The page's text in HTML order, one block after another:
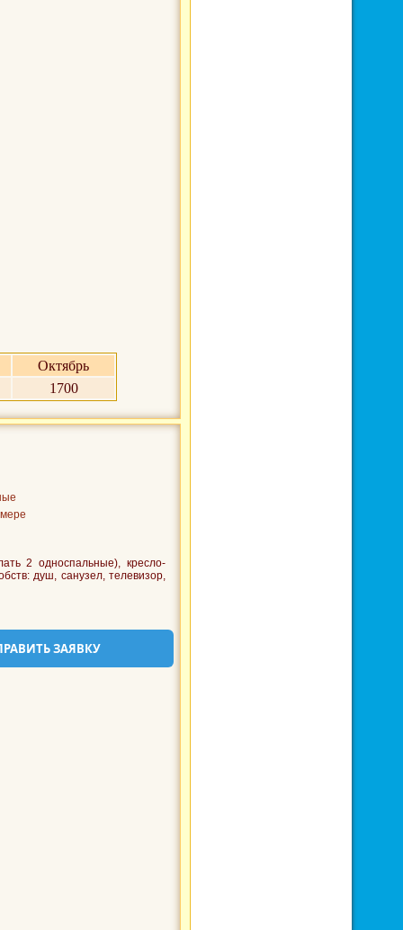
Октябрь
1700
2 односпальные), кресло-
душ, санузел, телевизор,
ЗАЯВКУ